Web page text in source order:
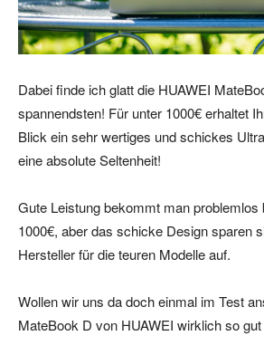
Dabei finde ich glatt die HUAWEI
spannendsten! Für unter 1000€ erhaltet
Blick ein sehr wertiges und schickes
eine absolute Seltenheit!
Gute Leistung bekommt man problemlos
1000€, aber das schicke Design sparen
Hersteller für die teuren Modelle auf.
Wollen wir uns da doch einmal im Test
MateBook D von HUAWEI wirklich so